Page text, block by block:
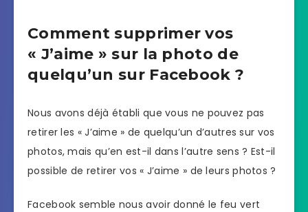
Comment supprimer vos
« J’aime » sur la photo de
quelqu’un sur Facebook ?
Nous avons déjà établi que vous ne pouvez pas
retirer les « J’aime » de quelqu’un d’autres sur vos
photos, mais qu’en est-il dans l’autre sens ? Est-il
possible de retirer vos « J’aime » de leurs photos ?
Facebook semble nous avoir donné le feu vert